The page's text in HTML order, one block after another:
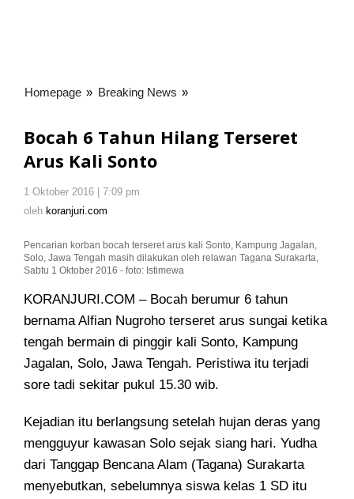
Homepage » Breaking News »
Hilang
Bocah 6 Tahun Hilang Terseret
Arus Kali Sonto
1 Oktober 2016 | 7:09 pm
oleh koranjuri.com
Pencarian korban bocah terseret arus kali Sonto, Kampung Jagalan,
Solo, Jawa Tengah masih dilakukan oleh relawan Tagana Surakarta,
Sabtu 1 Oktober 2016 - foto: Istimewa
KORANJURI.COM – Bocah berumur 6 tahun
bernama Alfian Nugroho terseret arus sungai ketika
tengah bermain di pinggir kali Sonto, Kampung
Jagalan, Solo, Jawa Tengah. Peristiwa itu terjadi
sore tadi sekitar pukul 15.30 wib.
Kejadian itu berlangsung setelah hujan deras yang
mengguyur kawasan Solo sejak siang hari. Yudha
dari Tanggap Bencana Alam (Tagana) Surakarta
menyebutkan, sebelumnya siswa kelas 1 SD itu